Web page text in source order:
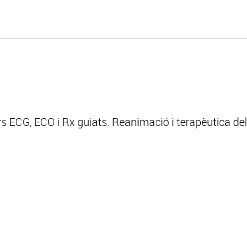
ECO i Rx guiats. Reanimació i terapèutica del